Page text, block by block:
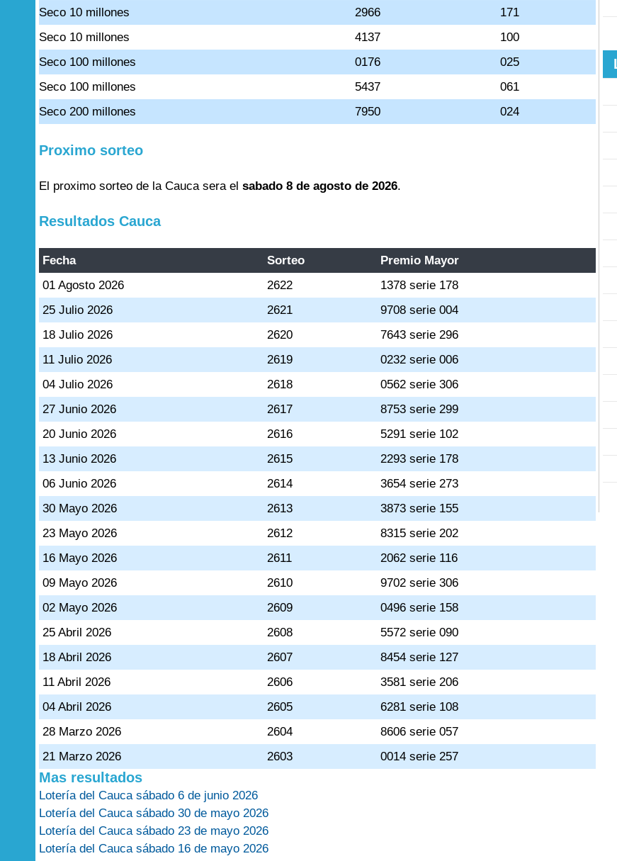
Seco 10 millones
2966
171
Seco 10 millones
4137
100
Seco 100 millones
0176
025
Seco 100 millones
5437
061
Seco 200 millones
7950 024
Proximo sorteo
El proximo sorteo de la Cauca sera el sabado 8 de agosto de 2026.
Resultados Cauca
Fecha Sorteo
Premio Mayor
01 Agosto 2026
2622
1378 serie 178
25 Julio 2026
2621
9708 serie 004
18 Julio 2026
2620
7643 serie 296
11 Julio 2026
2619
0232 serie 006
04 Julio 2026
2618
0562 serie 306
27 Junio 2026
2617
8753 serie 299
20 Junio 2026
2616
5291 serie 102
13 Junio 2026
2615
2293 serie 178
06 Junio 2026
2614
3654 serie 273
30 Mayo 2026
2613
3873 serie 155
23 Mayo 2026
2612
8315 serie 202
16 Mayo 2026
2611
2062 serie 116
09 Mayo 2026
2610
9702 serie 306
02 Mayo 2026
2609
0496 serie 158
25 Abril 2026
2608
5572 serie 090
18 Abril 2026
2607
8454 serie 127
11 Abril 2026
2606
3581 serie 206
04 Abril 2026
2605
6281 serie 108
28 Marzo 2026
2604
8606 serie 057
21 Marzo 2026
2603 0014 serie 257
Mas resultados
Lotería del Cauca sábado 6 de junio 2026
Lotería del Cauca sábado 30 de mayo 2026
Lotería del Cauca sábado 23 de mayo 2026
Lotería del Cauca sábado 16 de mayo 2026